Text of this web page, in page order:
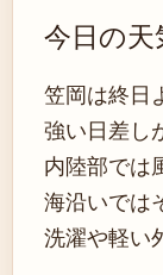
今日の天
笠岡は終日
強い日差し
内陸部では
海沿いでは
洗濯や軽い